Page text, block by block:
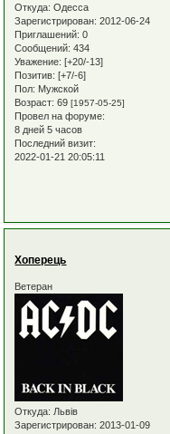
Откуда: Одесса
Зарегистрирован: 2012-06-24
Приглашений: 0
Сообщений: 434
Уважение: [+20/-13]
Позитив: [+7/-6]
Пол: Мужской
Возраст: 69[1957-05-25]
Провел на форуме:
8 дней 5 часов
Последний визит:
2022-01-21 20:05:11
Хоперець
Ветеран
Откуда: Львів
Зарегистрирован: 2013-01-09